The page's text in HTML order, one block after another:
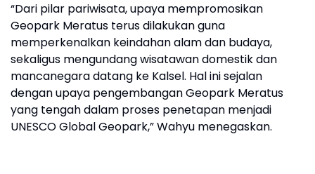
“Dari pilar pariwisata, upaya mempromosikan
Geopark Meratus terus dilakukan guna
memperkenalkan keindahan alam dan budaya,
sekaligus mengundang wisatawan domestik dan
mancanegara datang ke Kalsel. Hal ini sejalan
dengan upaya pengembangan Geopark Meratus
yang tengah dalam proses penetapan menjadi
UNESCO Global Geopark,” Wahyu menegaskan.